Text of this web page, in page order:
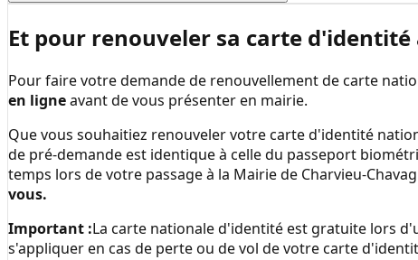
Et pour renouveler sa carte d'identité
Pour faire votre demande de renouvellement de carte
en ligneavant de vous présenter en mairie.
Que vous souhaitiez renouveler votre carte d'identité
de pré-demande est identique à celle du passeport
temps lors de votre passage à la Mairie de Charvieu-
vous.
Important :La carte nationale d'identité est gratuite lors
s'appliquer en cas de perte ou de vol de votre carte